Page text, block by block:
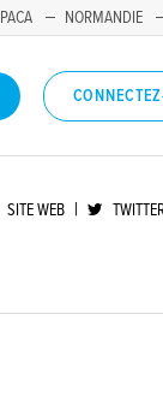
PACA NORMANDIE
SITE WEB |